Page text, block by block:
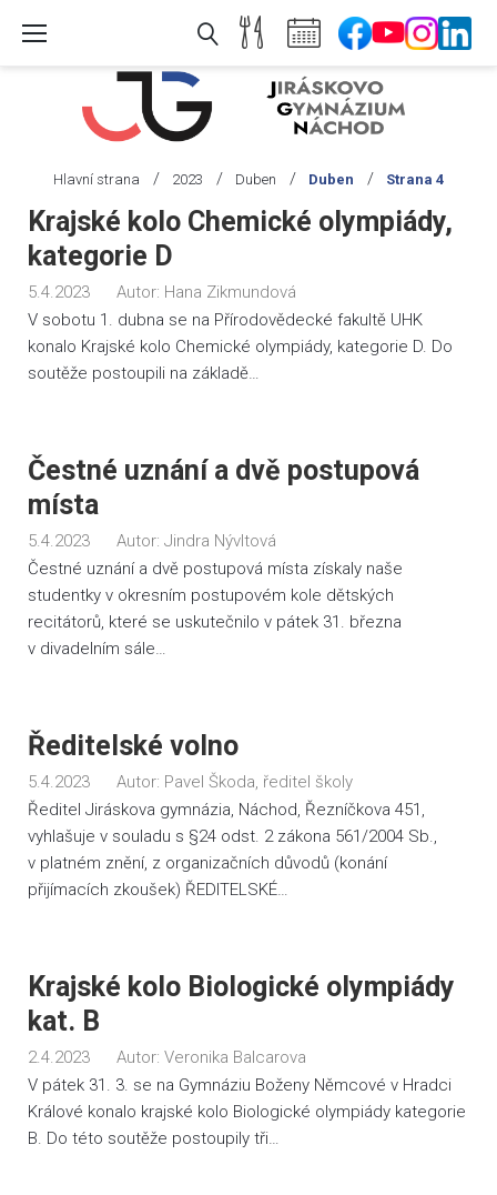
Hlavní strana / 2023 / Duben / Duben / Strana 4
Měsíc:
Duben
2023
Krajské kolo Chemické olympiády,
kategorie D
5.4.2023 Autor: Hana Zikmundová
V sobotu 1. dubna se na Přírodovědecké fakultě UHK
konalo Krajské kolo Chemické olympiády, kategorie D. Do
soutěže postoupili na základě…
Čestné uznání a dvě postupová
místa
5.4.2023 Autor: Jindra Nývltová
Čestné uznání a dvě postupová místa získaly naše
studentky v okresním postupovém kole dětských
recitátorů, které se uskutečnilo v pátek 31. března
v divadelním sále…
Ředitelské volno
5.4.2023 Autor: Pavel Škoda, ředitel školy
Ředitel Jiráskova gymnázia, Náchod, Řezníčkova 451,
vyhlašuje v souladu s §24 odst. 2 zákona 561/2004 Sb.,
v platném znění, z organizačních důvodů (konání
přijímacích zkoušek) ŘEDITELSKÉ…
Krajské kolo Biologické olympiády
kat. B
2.4.2023 Autor: Veronika Balcarova
V pátek 31. 3. se na Gymnáziu Boženy Němcové v Hradci
Králové konalo krajské kolo Biologické olympiády kategorie
B. Do této soutěže postoupily tři…